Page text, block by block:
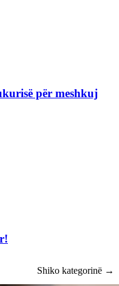
për meshkuj
Shiko kategorinë →